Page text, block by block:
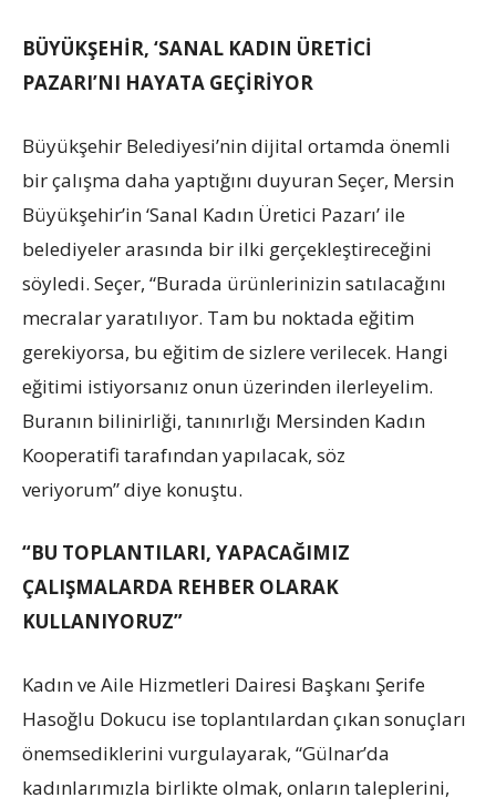
BÜYÜKŞEHİR, ‘SANAL KADIN ÜRETİCİ
PAZARI’NI HAYATA GEÇİRİYOR
Büyükşehir Belediyesi’nin dijital ortamda önemli
bir çalışma daha yaptığını duyuran Seçer, Mersin
Büyükşehir’in ‘Sanal Kadın Üretici Pazarı’ ile
belediyeler arasında bir ilki gerçekleştireceğini
söyledi. Seçer, “Burada ürünlerinizin satılacağını
mecralar yaratılıyor. Tam bu noktada eğitim
gerekiyorsa, bu eğitim de sizlere verilecek. Hangi
eğitimi istiyorsanız onun üzerinden ilerleyelim.
Buranın bilinirliği, tanınırlığı Mersinden Kadın
Kooperatifi tarafından yapılacak, söz
veriyorum” diye konuştu.
“BU TOPLANTILARI, YAPACAĞIMIZ
ÇALIŞMALARDA REHBER OLARAK
KULLANIYORUZ”
Kadın ve Aile Hizmetleri Dairesi Başkanı Şerife
Hasoğlu Dokucu ise toplantılardan çıkan sonuçları
önemsediklerini vurgulayarak, “Gülnar’da
kadınlarımızla birlikte olmak, onların taleplerini,